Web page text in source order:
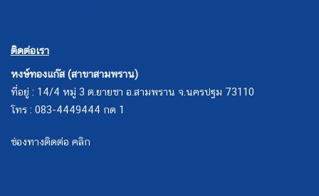
ติดต่อเรา
หงษ์ทองแก๊ส (สาขาสามพราน)
ที่อยู่ : 14/4 หมู่ 3 ต.ยายชา อ.สามพราน จ.นครปฐม 73110
โทร : 083-4449444 กด 1
ช่องทางติดต่อ คลิก